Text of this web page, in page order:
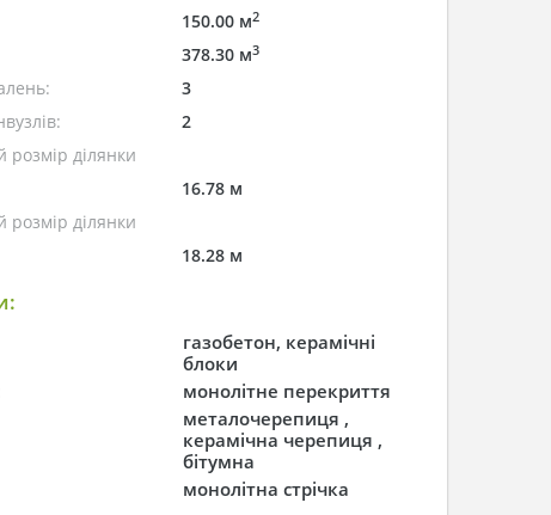
150.00 м2
378.30 м3
3
2
розмір ділянки
16.78 м
розмір ділянки
18.28 м
газобетон, керамічні
блоки
монолітне перекриття
металочерепиця ,
керамічна черепиця ,
бітумна
монолітна стрічка